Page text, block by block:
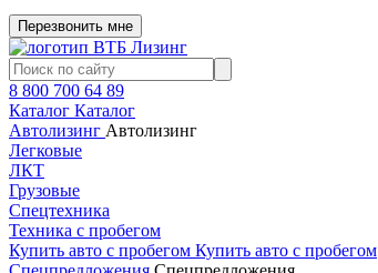
Перезвонить мне
8 800 700 64 89
Каталог Каталог
Автолизинг Автолизинг
Легковые
ЛКТ
Грузовые
Спецтехника
Техника с пробегом
Купить авто с пробегом Купить авто с пробегом